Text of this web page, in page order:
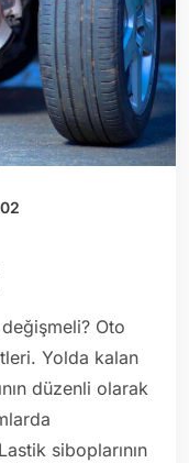
Oto
Yolda kalan
düzenli olarak
siboplarının